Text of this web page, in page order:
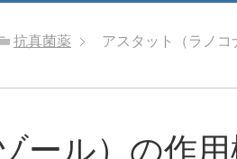
抗真菌薬 アスタット（ラノ
ール）の作用